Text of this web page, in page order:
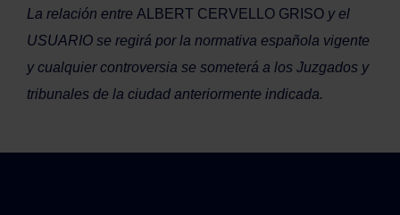
La relación entre ALBERT CERVELLO GRISO y el
USUARIO se regirá por la normativa española vigente
y cualquier controversia se someterá a los Juzgados y
tribunales de la ciudad anteriormente indicada.